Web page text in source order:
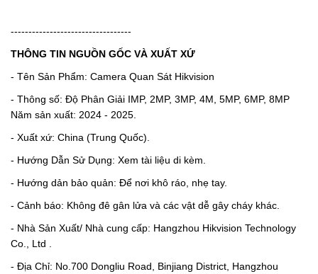
----------------------------------
THÔNG TIN NGUỒN GỐC VÀ XUẤT XỨ
- Tên Sản Phẩm: Camera Quan Sát Hikvision
- Thông số: Độ Phân Giải IMP, 2MP, 3MP, 4M, 5MP, 6MP, 8MP
Năm sản xuất: 2024 - 2025.
- Xuất xứ: China (Trung Quốc).
- Hướng Dẫn Sử Dụng: Xem tài liệu di kèm.
- Hướng dản bảo quản: Để nơi khô ráo, nhẹ tay.
- Cảnh báo: Không đê gân lửa và các vật dễ gây cháy khác.
- Nhà Sản Xuất/ Nhà cung cấp: Hangzhou Hikvision Technology
Co., Ltd .
- Địa Chỉ: No.700 Dongliu Road, Binjiang District, Hangzhou